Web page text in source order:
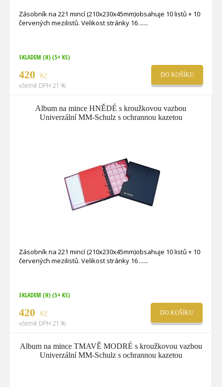
Zásobník na 221 mincí (210x230x45mm)obsahuje 10 listů + 10
červených mezilistů. Velikost stránky 16 ...
SKLADEM (H) (5+ KS)
420 Kč
včetně DPH 21 %
DO KOŠÍKU
Album na mince HNĚDÉ s kroužkovou vazbou
Univerzální MM-Schulz s ochrannou kazetou
Zásobník na 221 mincí (210x230x45mm)obsahuje 10 listů + 10
červených mezilistů. Velikost stránky 16 ...
SKLADEM (H) (5+ KS)
420 Kč
včetně DPH 21 %
DO KOŠÍKU
Album na mince TMAVĚ MODRÉ s kroužkovou vazbou
Univerzální MM-Schulz s ochrannou kazetou